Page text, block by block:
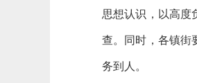
思想认识，以高度
查。同时，各镇街
务到人。